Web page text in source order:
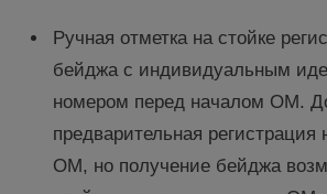
Ручная отметка на стойке
бейджа с индивидуальным
номером перед началом ОМ.
предварительная регистрация
ОМ, но получение бейджа